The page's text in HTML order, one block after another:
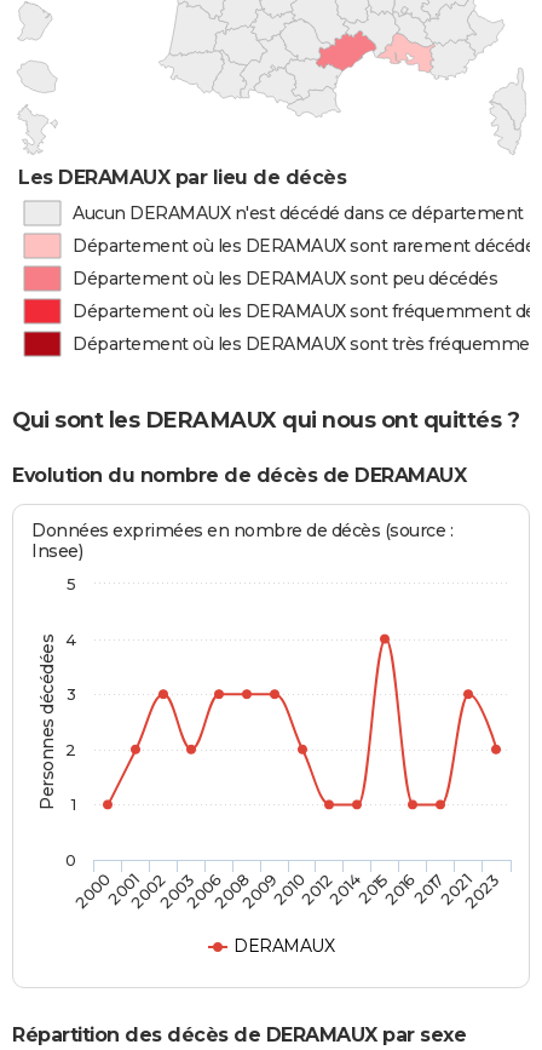
Les DERAMAUX par lieu de décès
Aucun DERAMAUX n'est décédé dans ce département
Département où les DERAMAUX sont rarement
Département où les DERAMAUX sont peu décédés
Département où les DERAMAUX sont fréquemment
Département où les DERAMAUX sont très
Qui sont les DERAMAUX qui nous ont quittés ?
Evolution du nombre de décès de DERAMAUX
Personnes décédées
Données exprimées en nombre de décès (source :
Insee)
DERAMAUX
200020012002200320062008200920102012201420152016201720212023
0
1
2
3
4
5
Répartition des décès de DERAMAUX par sexe